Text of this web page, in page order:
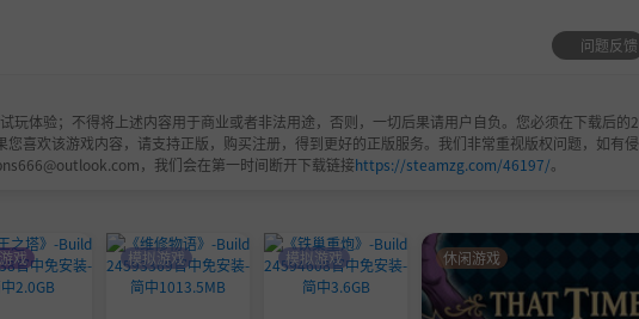
问题反馈
玩体验；不得将上述内容用于商业或者非法用途，否则，一切后果请用户自负。您必须在下载后的2
喜欢该游戏内容，请支持正版，购买注册，得到更好的正版服务。我们非常重视版权问题，如有侵
，我们会在第一时间断开下载链接https://steamzg.com/46197/。
戏 模拟游戏 模拟游戏 休闲游戏